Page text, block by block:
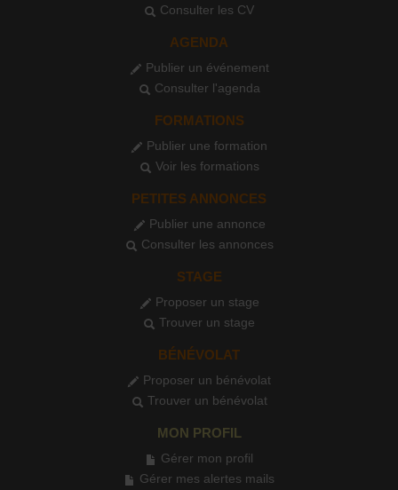
Consulter les CV
AGENDA
Publier un événement
Consulter l'agenda
FORMATIONS
Publier une formation
Voir les formations
PETITES ANNONCES
Publier une annonce
Consulter les annonces
STAGE
Proposer un stage
Trouver un stage
BÉNÉVOLAT
Proposer un bénévolat
Trouver un bénévolat
MON PROFIL
Gérer mon profil
Gérer mes alertes mails